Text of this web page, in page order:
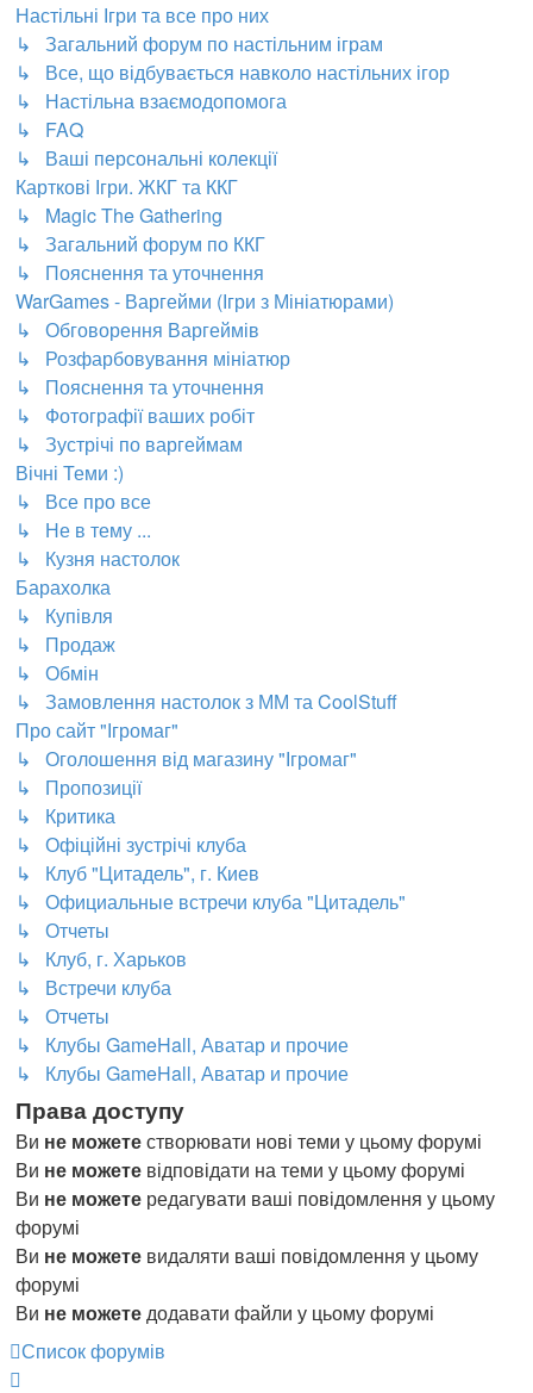
Настільні Ігри та все про них
↳ Загальний форум по настільним іграм
↳ Все, що відбувається навколо настільних ігор
↳ Настільна взаємодопомога
↳ FAQ
↳ Ваші персональні колекції
Карткові Ігри. ЖКГ та ККГ
↳ Magic The Gathering
↳ Загальний форум по ККГ
↳ Пояснення та уточнення
WarGames - Варгейми (Ігри з Мініатюрами)
↳ Обговорення Варгеймів
↳ Розфарбовування мініатюр
↳ Пояснення та уточнення
↳ Фотографії ваших робіт
↳ Зустрічі по варгеймам
Вічні Теми :)
↳ Все про все
↳ Не в тему ...
↳ Кузня настолок
Барахолка
↳ Купівля
↳ Продаж
↳ Обмін
↳ Замовлення настолок з ММ та CoolStuff
Про сайт "Ігромаг"
↳ Оголошення від магазину "Ігромаг"
↳ Пропозиції
↳ Критика
↳ Офіційні зустрічі клуба
↳ Клуб "Цитадель", г. Киев
↳ Официальные встречи клуба "Цитадель"
↳ Отчеты
↳ Клуб, г. Харьков
↳ Встречи клуба
↳ Отчеты
↳ Клубы GameHall, Аватар и прочие
↳ Клубы GameHall, Аватар и прочие
Права доступу
Ви не можетестворювати нові теми у цьому форумі
Ви не можете відповідати на теми у цьому форумі
Ви не можете редагувати ваші повідомлення у цьому
форумі
Ви не можете видаляти ваші повідомлення у цьому
форумі
Ви не можетедодавати файли у цьому форумі
Список форумів